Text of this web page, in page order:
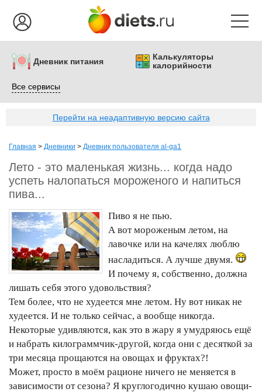
Дневник питания
Калькуляторы
калорийности
Все сервисы
Перейти на неадаптивную версию сайта
Главная > Дневники > Дневник пользователя al-ga1
Лето - это маленькая жизнь... когда надо
успеть налопаться мороженого и напиться
пива...
Пиво я не пью.
А вот мороженым летом, на
лавочке или на качелях люблю
насладиться. А лучше двумя.
И почему я, собственно, должна
лишать себя этого удовольствия?
Тем более, что не худеется мне летом. Ну вот никак не
худеется. И не только сейчас, а вообще никогда.
Некоторые удивляются, как это в жару я умудряюсь ещё
и набрать килограммчик-другой, когда они с десяткой за
три месяца прощаются на овощах и фруктах?!
Может, просто в моём рационе ничего не меняется в
зависимости от сезона? Я круглогодично кушаю овощи-